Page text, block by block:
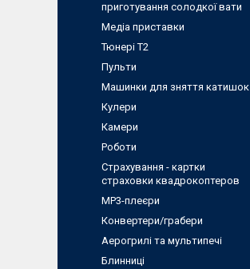
приготування солодкої вати
Медіа приставки
Тюнері Т2
Пульти
Машинки для зняття катишок
Кулери
Камери
Роботи
Страхування - картки
страховки квадрокоптеров
MP3-плеєри
Конвертери/грабери
Аерогрилі та мультипечі
Блинниці